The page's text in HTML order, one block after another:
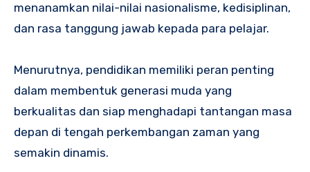
menanamkan nilai-nilai nasionalisme, kedisiplinan,
dan rasa tanggung jawab kepada para pelajar.
Menurutnya, pendidikan memiliki peran penting
dalam membentuk generasi muda yang
berkualitas dan siap menghadapi tantangan masa
depan di tengah perkembangan zaman yang
semakin dinamis.